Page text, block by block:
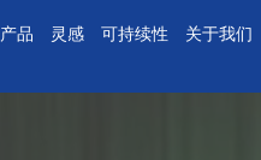
产品 灵感 可持续性 关于我们